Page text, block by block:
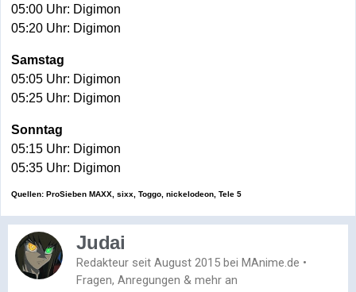
05:00 Uhr: Digimon
05:20 Uhr: Digimon
Samstag
05:05 Uhr: Digimon
05:25 Uhr: Digimon
Sonntag
05:15 Uhr: Digimon
05:35 Uhr: Digimon
Quellen: ProSieben MAXX, sixx, Toggo, nickelodeon, Tele 5
Judai
Redakteur seit August 2015 bei MAnime.de •
Fragen, Anregungen & mehr an